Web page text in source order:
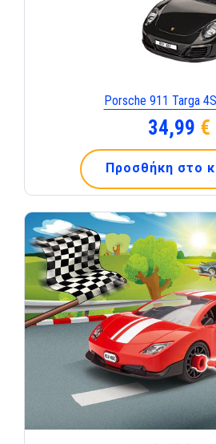
Porsche 911 Targa
34,99 €
Προσθήκη στο